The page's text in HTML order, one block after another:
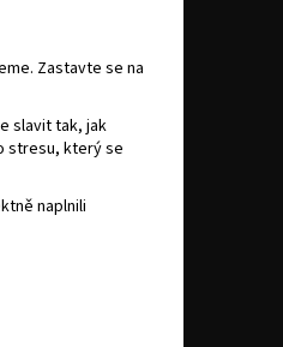
Zastavte se na
slavit tak, jak
stresu, který se
naplnili